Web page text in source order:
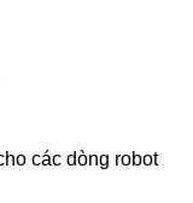
các dòng robot